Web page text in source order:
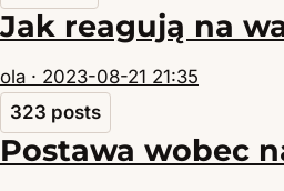
Jak reagują na
ola · 2023-08-21 21:35
323 posts
Postawa wobec